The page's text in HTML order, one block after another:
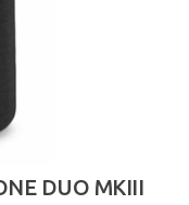
DUO MKIII